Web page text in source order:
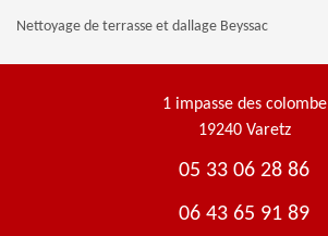
Nettoyage de terrasse et dallage Beyssac
1 impasse des colombe
19240 Varetz
05 33 06 28 86
06 43 65 91 89